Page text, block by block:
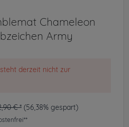
Chameleon
Army
derzeit nicht zur
€ * (56,38% gespart)